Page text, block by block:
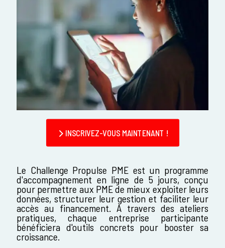
INSCRIVEZ-VOUS MAINTENANT !
Le Challenge Propulse PME est un programme
d'accompagnement en ligne de 5 jours, conçu
pour permettre aux PME de mieux exploiter leurs
données, structurer leur gestion et faciliter leur
accès au financement. À travers des ateliers
pratiques, chaque entreprise participante
bénéficiera d'outils concrets pour booster sa
croissance.